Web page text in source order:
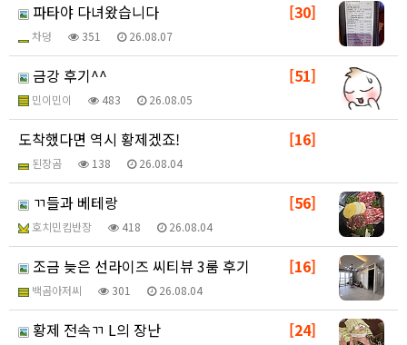
[30]
파타야 다녀왔습니다
차덩 351 26.08.07
[51]
금강 후기^^
민이민이 483 26.08.05
[16]
도착했다면 역시 황제겠죠!
된장곰 138 26.08.04
[56]
ㄲ들과 베테랑
호치민킴반장 418 26.08.04
[16]
조금 늦은 선라이즈 씨티뷰 3룸 후기
백곰아저씨 301 26.08.04
[24]
황제 전속ㄲ L의 장난